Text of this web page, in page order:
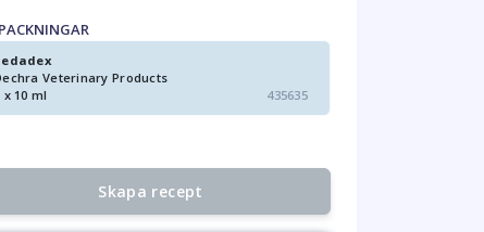
Veterinary Products
x 10 ml
435635
Skapa recept